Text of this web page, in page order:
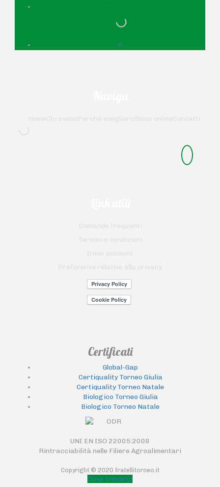
0
Certificati
Global-Gap
Certiquality Torneo Giulia
Certiquality Torneo Natale
Biologico Torneo Giulia
Biologico Torneo Natale
UNI EN ISO 22005:2008
Rintracciabilità nelle Filiere Agroalimentari
Copyright © 2020 fratellitorneo.it
Dove trovarci